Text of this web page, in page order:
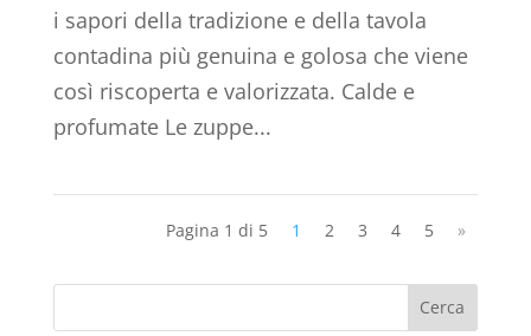
i sapori della tradizione e della tavola
contadina più genuina e golosa che viene
così riscoperta e valorizzata. Calde e
profumate Le zuppe...
Pagina 1 di 5 1 2 3 4 5 »